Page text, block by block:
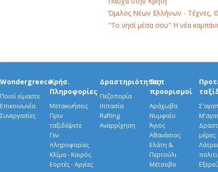
Όμιλος Νέων Ελλήνων - Τέχνες,
"Το νησί μέσα σου" Η νέα
Wondergreece
Ποιοί είμαστε
Επικοινωνία
Συνεργασίες
Χρήσ.
Πληροφορίες
Μετακινήσεις
Πριν
ταξιδέψετε
Γεν.
πληροφορίες
Κλίμα - Καιρός
Εορτές - Αργίες
Δραστηριότητες
Πεζοπορία
Ιππασία
Rafting
Αναρρίχηση
Τοπ
προορισμοί
Αράχωβα
Νυμφαίο
Άγιος
Αθανάσιος
Ελάτη &
Περτούλι
Μέτσοβο
μέρες